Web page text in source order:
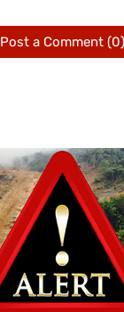
Post a Comment (0)